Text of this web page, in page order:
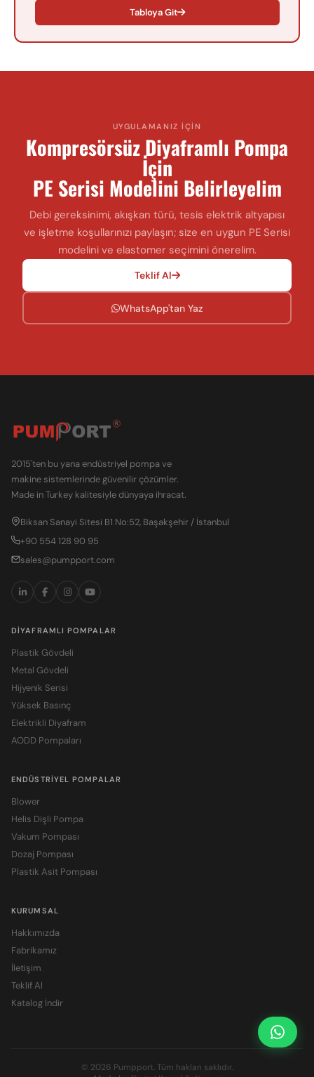
Tabloya Git
UYGULAMANIZ İÇIN
Kompresörsüz Diyaframlı Pompa
İçin
PE Serisi Modelini Belirleyelim
Debi gereksinimi, akışkan türü, tesis elektrik altyapısı
ve işletme koşullarınızı paylaşın; size en uygun PE Serisi
modelini ve elastomer seçimini önerelim.
Teklif Al
WhatsApp'tan Yaz
2015'ten bu yana endüstriyel pompa ve
makine sistemlerinde güvenilir çözümler.
Made in Turkey kalitesiyle dünyaya ihracat.
Biksan Sanayi Sitesi B1 No:52, Başakşehir / İstanbul
+90 554 128 90 95
sales@pumpport.com
DIYAFRAMLI POMPALAR
Plastik Gövdeli
Metal Gövdeli
Hijyenik Serisi
Yüksek Basınç
Elektrikli Diyafram
AODD Pompaları
ENDÜSTRIYEL POMPALAR
Blower
Helis Dişli Pompa
Vakum Pompası
Dozaj Pompası
Plastik Asit Pompası
KURUMSAL
Hakkımızda
Fabrikamız
İletişim
Teklif Al
Katalog İndir
© 2026 Pumpport. Tüm hakları saklıdır.
Fiyat